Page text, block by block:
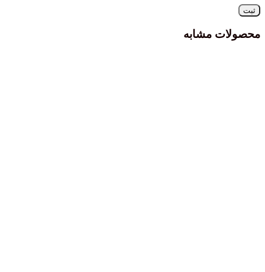
محصولات مشابه